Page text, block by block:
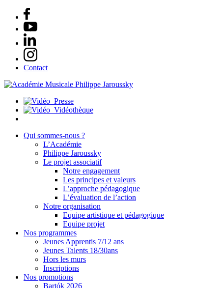
Contact
Presse
Vidéothèque
Qui sommes-nous ?
L’Académie
Philippe Jaroussky
Le projet associatif
Notre engagement
Les principes et valeurs
L’approche pédagogique
L’évaluation de l’action
Notre organisation
Equipe artistique et pédagogique
Equipe projet
Nos programmes
Jeunes Apprentis 7/12 ans
Jeunes Talents 18/30ans
Hors les murs
Inscriptions
Nos promotions
Bartók 2026